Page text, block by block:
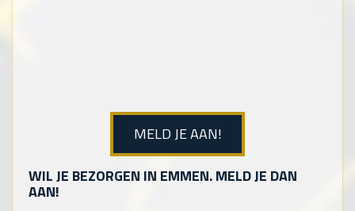
MELD JE AAN!
WIL JE BEZORGEN IN EMMEN. MELD JE DAN
AAN!